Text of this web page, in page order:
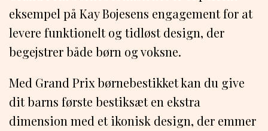
eksempel på Kay Bojesens engagement for at
levere funktionelt og tidløst design, der
begejstrer både børn og voksne.
Med Grand Prix børnebestikket kan du give
dit barns første bestiksæt en ekstra
dimension med et ikonisk design, der emmer